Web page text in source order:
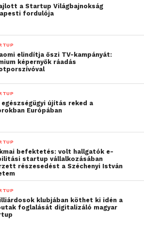
a hazai induló
Bőthe Csaba, a Magyar
ügyvezetője a szolgáltatás
más-más típusú
szüksége iparágtól, tevékenységi
szinttől függően. Ezt szem
el a Szövetség a mentorok
bemutató oldalt, ahol az
legmegfelelőbb szakember
Az érdeklődők a weboldalon
a Startup Világbajnokság
fordulója
elindítja őszi TV-kampányát:
képernyők ráadás
egészségügyi újítás reked a
Európában
befektetés: volt hallgatók e-
startup vállalkozásában
részesedést a Széchenyi István
klubjában köthet ki idén a
foglalását digitalizáló magyar